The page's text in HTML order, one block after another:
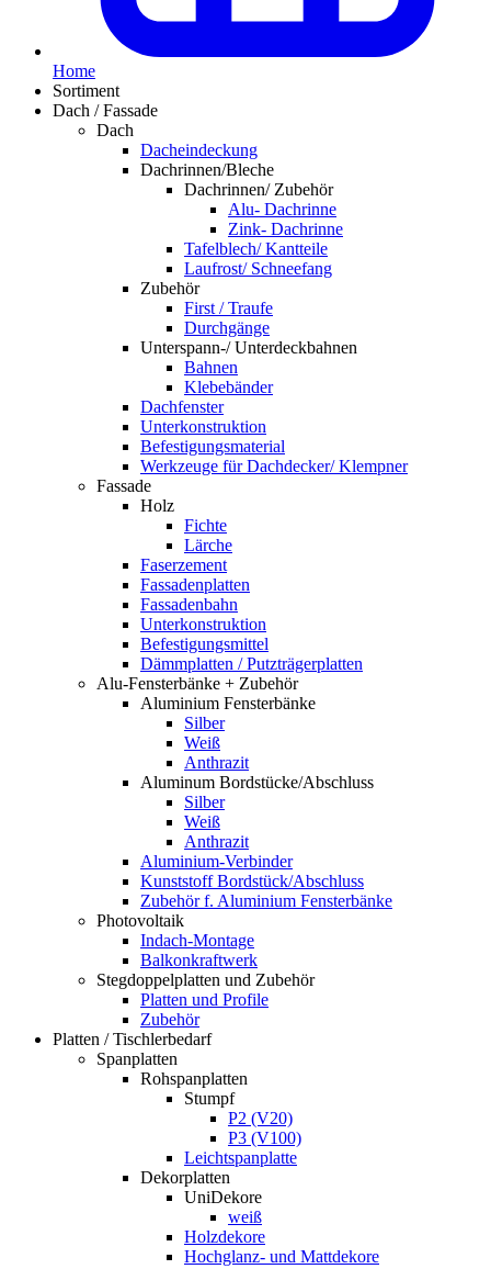
Home
Sortiment
Dach / Fassade
Dach
Dacheindeckung
Dachrinnen/Bleche
Dachrinnen/ Zubehör
Alu- Dachrinne
Zink- Dachrinne
Tafelblech/ Kantteile
Laufrost/ Schneefang
Zubehör
First / Traufe
Durchgänge
Unterspann-/ Unterdeckbahnen
Bahnen
Klebebänder
Dachfenster
Unterkonstruktion
Befestigungsmaterial
Werkzeuge für Dachdecker/ Klempner
Fassade
Holz
Fichte
Lärche
Faserzement
Fassadenplatten
Fassadenbahn
Unterkonstruktion
Befestigungsmittel
Dämmplatten / Putzträgerplatten
Alu-Fensterbänke + Zubehör
Aluminium Fensterbänke
Silber
Weiß
Anthrazit
Aluminum Bordstücke/Abschluss
Silber
Weiß
Anthrazit
Aluminium-Verbinder
Kunststoff Bordstück/Abschluss
Zubehör f. Aluminium Fensterbänke
Photovoltaik
Indach-Montage
Balkonkraftwerk
Stegdoppelplatten und Zubehör
Platten und Profile
Zubehör
Platten / Tischlerbedarf
Spanplatten
Rohspanplatten
Stumpf
P2 (V20)
P3 (V100)
Leichtspanplatte
Dekorplatten
UniDekore
weiß
Holzdekore
Hochglanz- und Mattdekore